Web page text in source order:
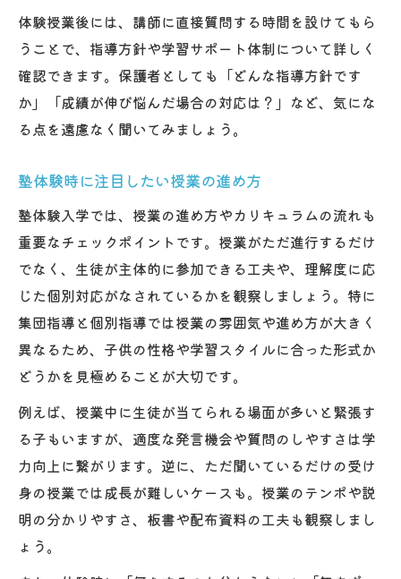
体験授業後には、講師に直接質問する時間を設けてもら
うことで、指導方針や学習サポート体制について詳しく
確認できます。保護者としても「どんな指導方針です
か」「成績が伸び悩んだ場合の対応は？」など、気にな
る点を遠慮なく聞いてみましょう。
塾体験時に注目したい授業の進め方
塾体験入学では、授業の進め方やカリキュラムの流れも
重要なチェックポイントです。授業がただ進行するだけ
でなく、生徒が主体的に参加できる工夫や、理解度に応
じた個別対応がなされているかを観察しましょう。特に
集団指導と個別指導では授業の雰囲気や進め方が大きく
異なるため、子供の性格や学習スタイルに合った形式か
どうかを見極めることが大切です。
例えば、授業中に生徒が当てられる場面が多いと緊張す
る子もいますが、適度な発言機会や質問のしやすさは学
力向上に繋がります。逆に、ただ聞いているだけの受け
身の授業では成長が難しいケースも。授業のテンポや説
明の分かりやすさ、板書や配布資料の工夫も観察しまし
ょう。